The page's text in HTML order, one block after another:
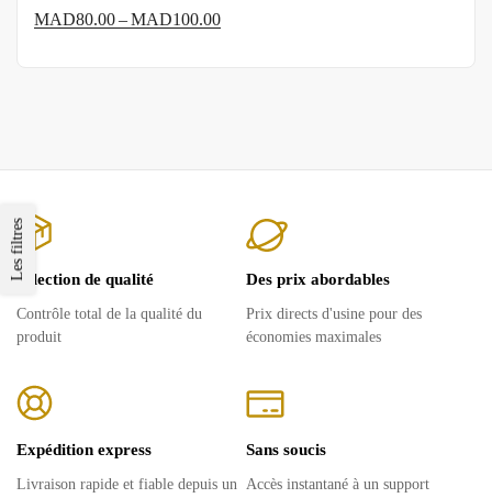
MAD80.00–MAD100.00
Les filtresSélection de qualité
Contrôle total de la qualité du
produit
Des prix abordables
Prix ​​directs d'usine pour des
économies maximales
Expédition express
Livraison rapide et fiable depuis un
Sans soucis
Accès instantané à un support